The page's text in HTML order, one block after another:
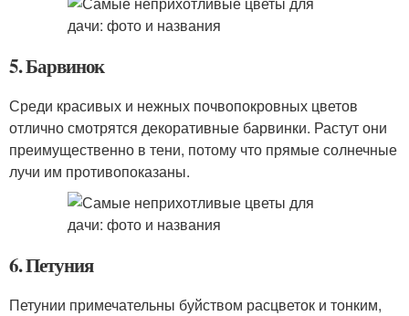
5. Барвинок
Среди красивых и нежных почвопокровных цветов
отлично смотрятся декоративные барвинки. Растут они
преимущественно в тени, потому что прямые солнечные
лучи им противопоказаны.
6. Петуния
Петунии примечательны буйством расцветок и тонким,